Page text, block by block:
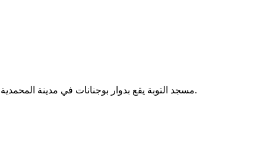
مسجد التوبة يقع بدوار بوجنانات في مدينة المحمدية بالمغرب. يُقام فيه الصلوات الخمس، ويخدم سكان المنطقة المجاورة.